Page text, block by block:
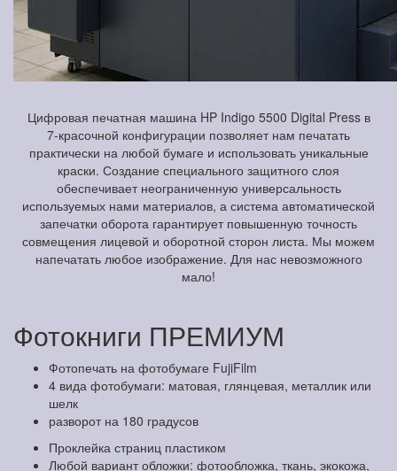
Цифровая печатная машина HP Indigo 5500 Digital Press в
7-красочной конфигурации позволяет нам печатать
практически на любой бумаге и использовать уникальные
краски. Создание специального защитного слоя
обеспечивает неограниченную универсальность
используемых нами материалов, а система автоматической
запечатки оборота гарантирует повышенную точность
совмещения лицевой и оборотной сторон листа. Мы можем
напечатать любое изображение. Для нас невозможного
мало!
Фотокниги ПРЕМИУМ
Фотопечать на фотобумаге FujiFilm
4 вида фотобумаги: матовая, глянцевая, металлик или
шелк
разворот на 180 градусов
Проклейка страниц пластиком
Любой вариант обложки: фотообложка, ткань, экокожа,